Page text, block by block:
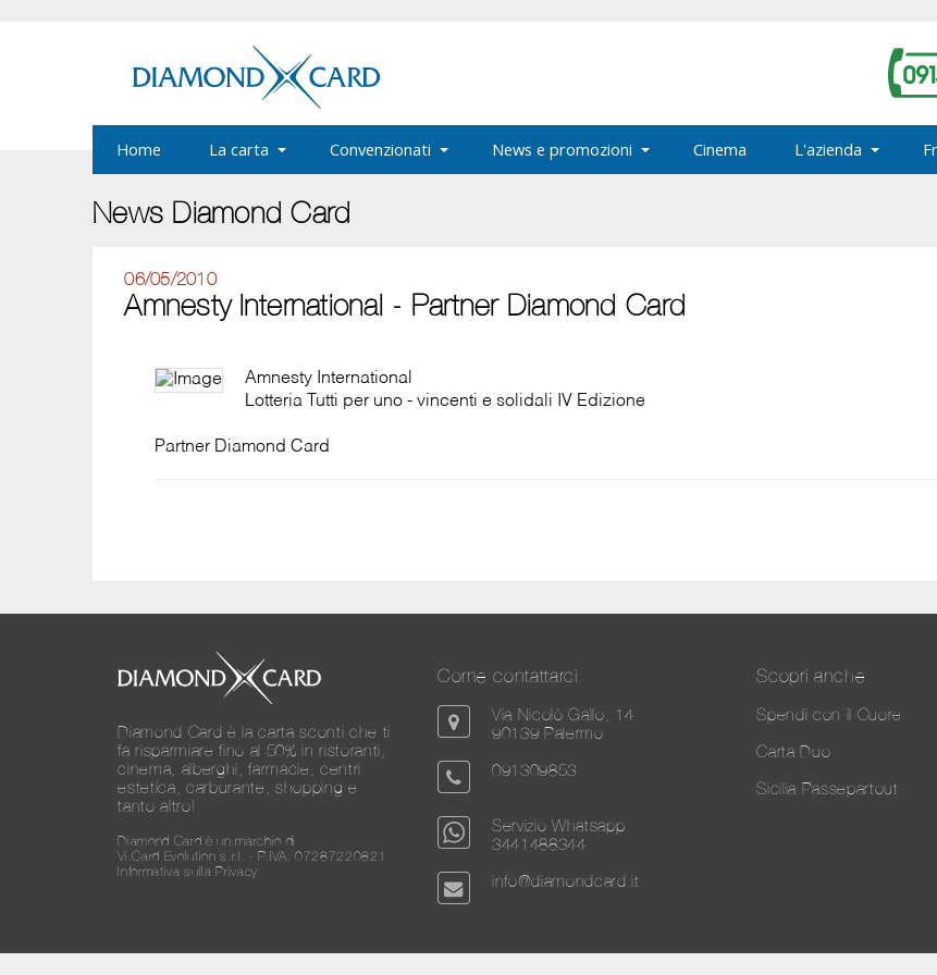
Home La carta Convenzionati News e promozioni Cinema L'azienda
News Diamond Card
06/05/2010
Amnesty International - Partner Diamond Card
Amnesty International
Lotteria Tutti per uno - vincenti e solidali IV Edizione
Partner Diamond Card
Diamond Card è la carta sconti che ti
fa risparmiare fino al 50% in ristoranti,
cinema, alberghi, farmacie, centri
estetica, carburante, shopping e
tanto altro!
Diamond Card è un marchio di
Vi.Card Evolution s.r.l. - P.IVA: 07287220821
Informativa sulla Privacy
Come contattarci
Via Nicolò Gallo, 14
90139 Palermo
091309853
Servizio Whatsapp
3441488344
info@diamondcard.it
Scopri anche
Spendi con il Cuore
Carta Duo
Sicilia Passepartout